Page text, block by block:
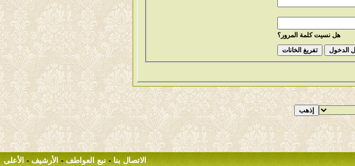
هل نسيت كلمة المرور؟
الاتصال بنا - نبع العواطف - الأرشيف - الأعلى